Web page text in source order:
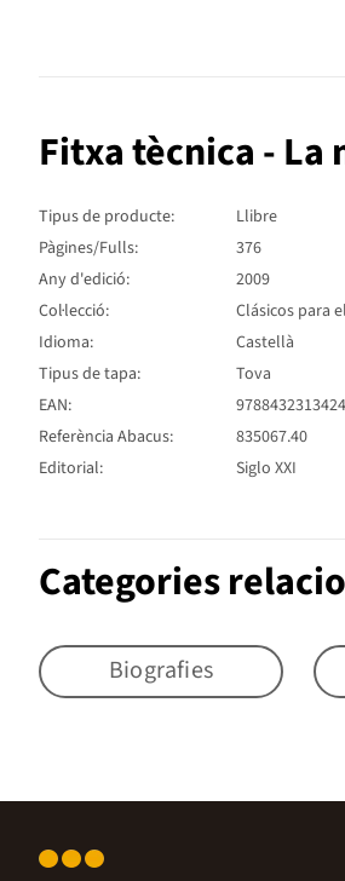
Fitxa tècnica -
Tipus de producte:
Llibre
Pàgines/Fulls:
376
Any d'edició:
2009
Col·lecció:
Clásicos para
Idioma:
Castellà
Tipus de tapa:
Tova
EAN:
9788432313424
Referència Abacus:
835067.40
Editorial:
Siglo XXI
Categories
Biografies